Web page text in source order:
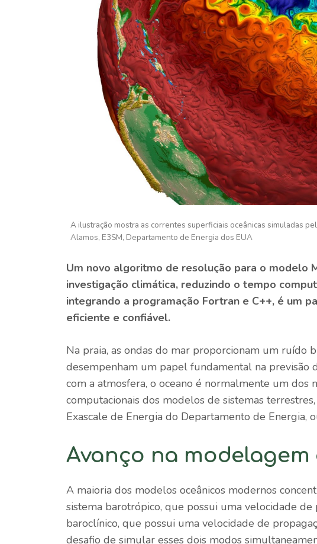
A ilustração mostra as correntes superficiais oceânicas simuladas
Alamos, E3SM, Departamento de Energia dos EUA
Um novo algoritmo de resolução para o modelo
investigação climática, reduzindo o tempo
integrando a programação Fortran e C++, é um
eficiente e confiável.
Na praia, as ondas do mar proporcionam um ruído
desempenham um papel fundamental na previsão
com a atmosfera, o oceano é normalmente um dos
computacionais dos modelos de sistemas
Exascale de Energia do Departamento de Energia,
Avanço na
A maioria dos modelos oceânicos modernos
sistema barotrópico, que possui uma velocidade
baroclínico, que possui uma velocidade de
desafio de simular esses dois modos